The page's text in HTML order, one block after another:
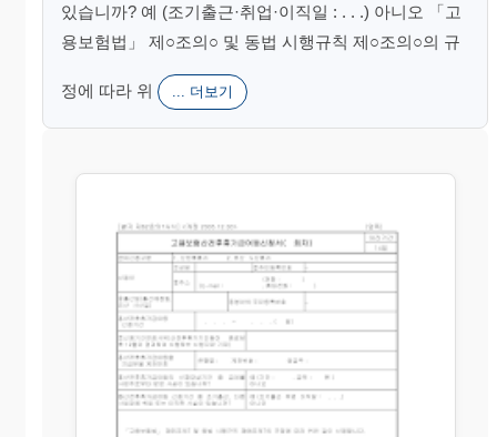
있습니까? 예 (조기출근·취업·이직일 : . . .) 아니오 「고
용보험법」 제○조의○ 및 동법 시행규칙 제○조의○의 규
정에 따라 위 ... 더보기